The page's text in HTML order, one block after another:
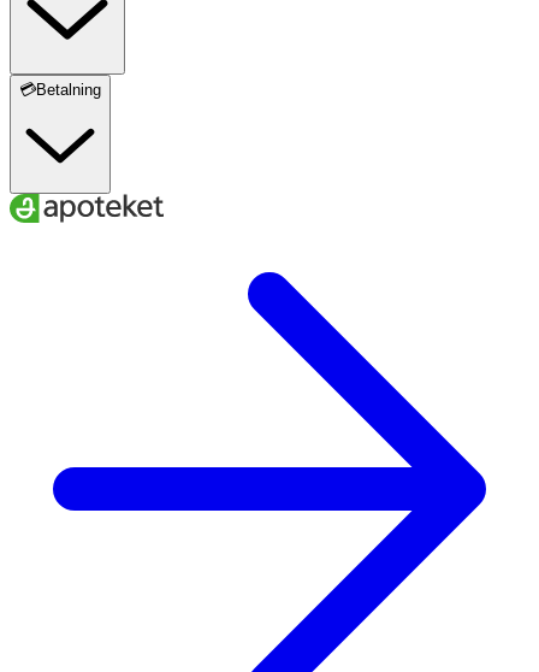
💳Betalning